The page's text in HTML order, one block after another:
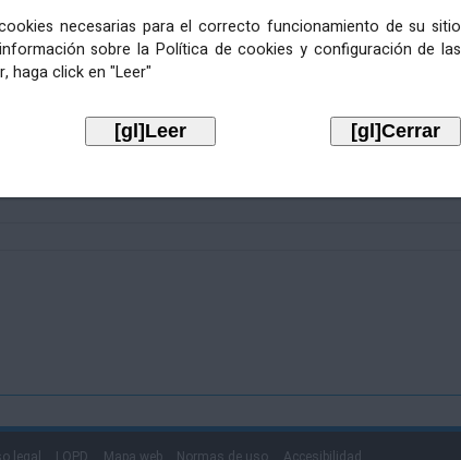
necesarias para el correcto funcionamiento de su sitio
sobre la Política de cookies y configuración de las
haga click en "Leer"
legal LOPD Mapa web Normas de uso Accesibilidad